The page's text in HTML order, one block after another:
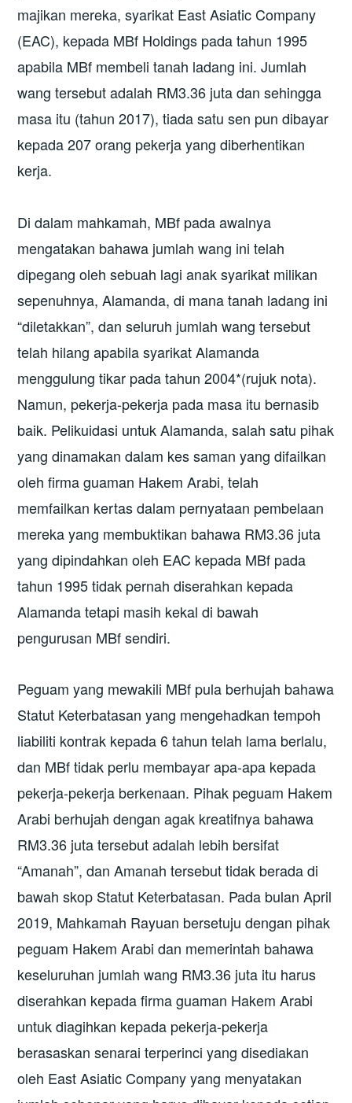
majikan mereka, syarikat East Asiatic Company
(EAC), kepada MBf Holdings pada tahun 1995
apabila MBf membeli tanah ladang ini. Jumlah
wang tersebut adalah RM3.36 juta dan sehingga
masa itu (tahun 2017), tiada satu sen pun dibayar
kepada 207 orang pekerja yang diberhentikan
kerja.
Di dalam mahkamah, MBf pada awalnya
mengatakan bahawa jumlah wang ini telah
dipegang oleh sebuah lagi anak syarikat milikan
sepenuhnya, Alamanda, di mana tanah ladang ini
“diletakkan”, dan seluruh jumlah wang tersebut
telah hilang apabila syarikat Alamanda
menggulung tikar pada tahun 2004*(rujuk nota).
Namun, pekerja-pekerja pada masa itu bernasib
baik. Pelikuidasi untuk Alamanda, salah satu pihak
yang dinamakan dalam kes saman yang difailkan
oleh firma guaman Hakem Arabi, telah
memfailkan kertas dalam pernyataan pembelaan
mereka yang membuktikan bahawa RM3.36 juta
yang dipindahkan oleh EAC kepada MBf pada
tahun 1995 tidak pernah diserahkan kepada
Alamanda tetapi masih kekal di bawah
pengurusan MBf sendiri.
Peguam yang mewakili MBf pula berhujah bahawa
Statut Keterbatasan yang mengehadkan tempoh
liabiliti kontrak kepada 6 tahun telah lama berlalu,
dan MBf tidak perlu membayar apa-apa kepada
pekerja-pekerja berkenaan. Pihak peguam Hakem
Arabi berhujah dengan agak kreatifnya bahawa
RM3.36 juta tersebut adalah lebih bersifat
“Amanah”, dan Amanah tersebut tidak berada di
bawah skop Statut Keterbatasan. Pada bulan April
2019, Mahkamah Rayuan bersetuju dengan pihak
peguam Hakem Arabi dan memerintah bahawa
keseluruhan jumlah wang RM3.36 juta itu harus
diserahkan kepada firma guaman Hakem Arabi
untuk diagihkan kepada pekerja-pekerja
berasaskan senarai terperinci yang disediakan
oleh East Asiatic Company yang menyatakan